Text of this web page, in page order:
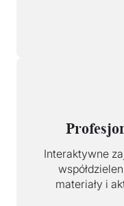
Interaktywne
materiały i